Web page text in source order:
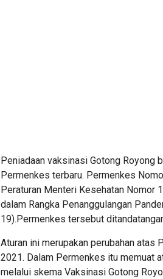
Peniadaan vaksinasi Gotong Royong
Permenkes terbaru. Permenkes
Peraturan Menteri Kesehatan Nomor
dalam Rangka Penanggulangan
19).Permenkes tersebut
Aturan ini merupakan perubahan atas
2021. Dalam Permenkes itu memuat
melalui skema Vaksinasi Gotong